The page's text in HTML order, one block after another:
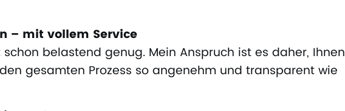
– mit vollem Service
belastend genug. Mein Anspruch ist es daher, Ihnen
gesamten Prozess so angenehm und transparent wie